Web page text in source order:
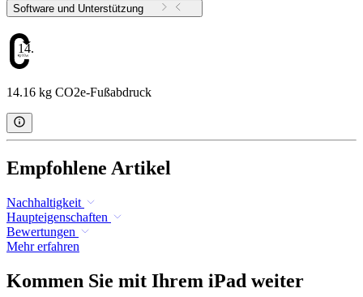
Software und Unterstützung
14.16
14.16 kg CO2e-Fußabdruck
Empfohlene Artikel
Nachhaltigkeit
Haupteigenschaften
Bewertungen
Mehr erfahren
Kommen Sie mit Ihrem iPad weiter